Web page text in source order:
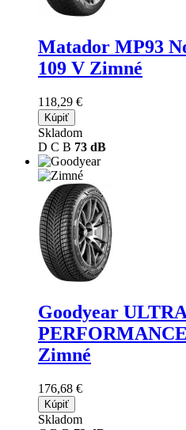
Matador MP93
109 V Zimné
118,29 €
Kúpiť
Skladom
D C B 73 dB
Goodyear
Zimné
176,68 €
Kúpiť
Skladom